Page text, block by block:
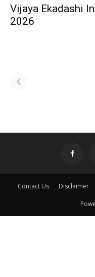
Vijaya Ekadashi
2026
పితృదేవతల
Contact Us Disclaimer